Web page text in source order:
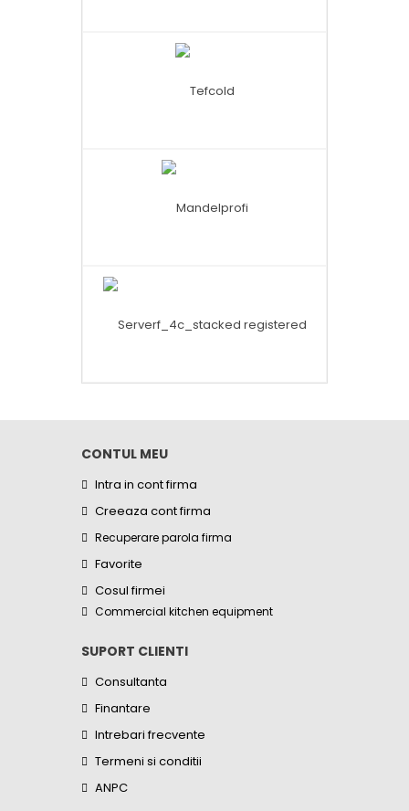
CONTUL MEU
Intra in cont firma
Creeaza cont firma
Recuperare parola firma
Favorite
Cosul firmei
Commercial kitchen equipment
SUPORT CLIENTI
Consultanta
Finantare
Intrebari frecvente
Termeni si conditii
ANPC